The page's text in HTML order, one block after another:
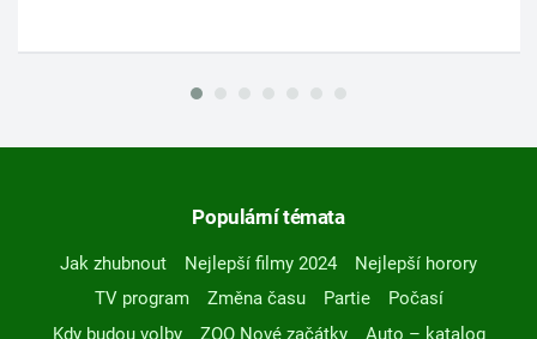
Populární témata
Jak zhubnout Nejlepší filmy 2024
Nejlepší horory
TV program
Změna času Partie
Počasí
Kdy budou volby
ZOO Nové začátky
Auto – katalog